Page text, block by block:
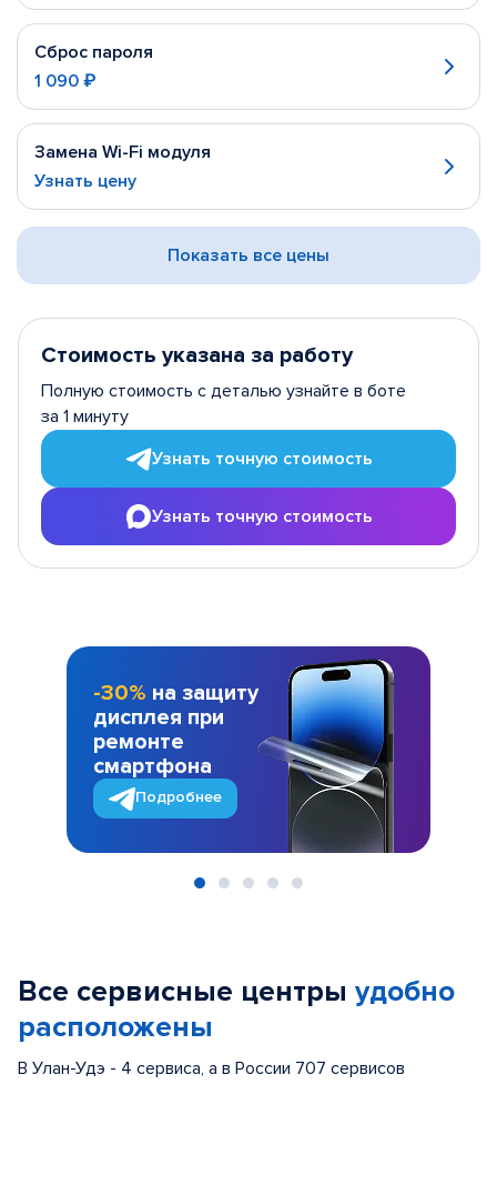
Сброс пароля
1 090 ₽
Замена Wi-Fi модуля
Узнать цену
Показать все цены
Стоимость указана за работу
Полную стоимость с деталью узнайте в боте
за 1 минуту
Узнать точную стоимость
Узнать точную стоимость
-30% на защиту
дисплея при
ремонте
смартфона
Подробнее
Все сервисные центры удобно
расположены
В Улан-Удэ - 4 сервиса, а в России 707 сервисов